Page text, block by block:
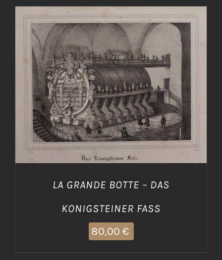
AGGIUNGI AL CARRELLO / DETTAGLI
LA GRANDE BOTTE – DAS
KONIGSTEINER FASS
80,00 €